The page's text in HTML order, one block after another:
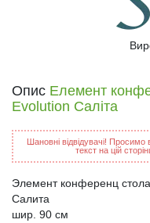
Опис Елемент
Evolution Саліта
Шановні відвідувачі!
текст на цій
Элемент конференц
Салита
шир. 90 см